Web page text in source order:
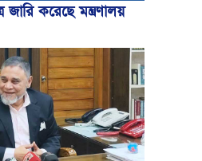
জারি করেছে মন্ত্রণালয়